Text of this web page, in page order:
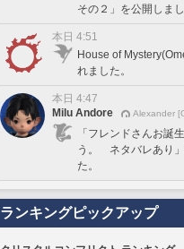
その２」を公開しまし
本日 4:51
House of
れました。
本日 4:47
Milu Andore
Alexander
「フレンドさんお誕
う。 ネタバレあり
た。
ランキングピックアップ